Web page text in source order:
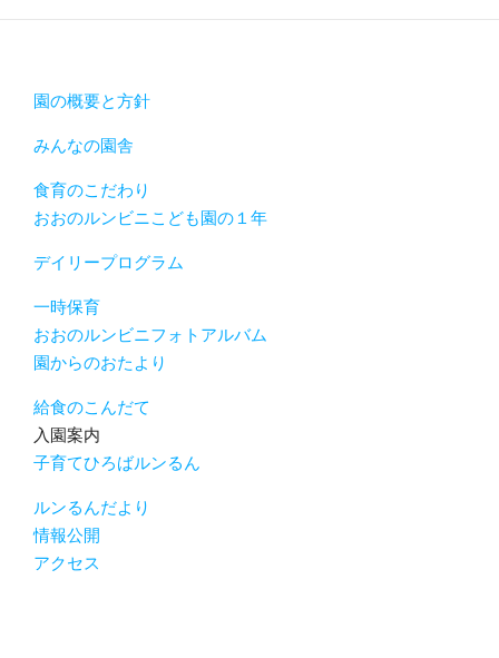
園の概要と方針
みんなの園舎
食育のこだわり
おおのルンビニこども園の１年
デイリープログラム
一時保育
おおのルンビニフォトアルバム
園からのおたより
給食のこんだて
入園案内
子育てひろばルンるん
ルンるんだより
情報公開
アクセス